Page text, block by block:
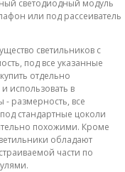
светодиодный модуль
или под рассеиватель
светильников с
под все указанные
отдельно
использовать в
- размерность, все
стандартные цоколи
похожими. Кроме
обладают
части по